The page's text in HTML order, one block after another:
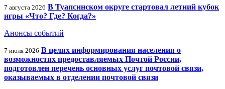
7 августа 2026 В Туапсинском округе стартовал летний кубок
игры «Что? Где? Когда?»
Анонсы событий
7 июля 2026 В целях информирования населения о
возможностях предоставляемых Почтой России,
подготовлен перечень основных услуг почтовой связи,
оказываемых в отделении почтовой связи